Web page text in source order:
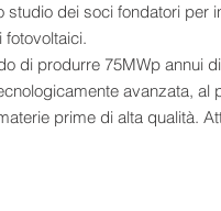
studio dei soci fondatori per
di produrre 75MWp annui
avanzata, al
prime di alta qualità.